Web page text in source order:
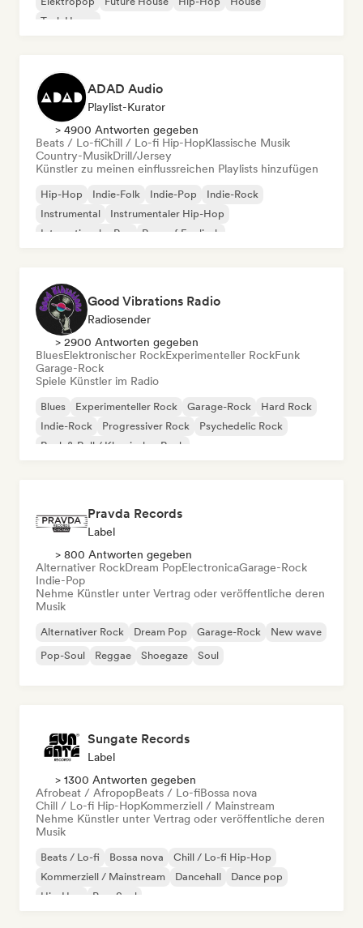
Tech House
ADAD Audio
Playlist-Kurator
> 4900 Antworten gegeben
Beats / Lo-fiChill / Lo-fi Hip-HopKlassische Musik
Country-MusikDrill/Jersey
Künstler zu meinen einflussreichen Playlists hinzufügen
Hip-Hop Indie-Folk Indie-Pop
Indie-Rock
Instrumental
Instrumentaler Hip-Hop
Internationaler Rap
Rap auf Englisch
Good Vibrations Radio
Radiosender
> 2900 Antworten gegeben
BluesElektronischer RockExperimenteller RockFunk
Garage-Rock
Spiele Künstler im Radio
Blues Experimenteller Rock Garage-Rock
Hard Rock
Indie-Rock
Progressiver Rock
Psychedelic Rock
Rock & Roll / Klassischer Rock
Pravda Records
Label
> 800 Antworten gegeben
Alternativer RockDream PopElectronicaGarage-Rock
Indie-Pop
Nehme Künstler unter Vertrag oder veröffentliche deren
Musik
Alternativer Rock Dream Pop Garage-Rock
New wave
Pop-Soul
Reggae Shoegaze Soul
Sungate Records
Label
> 1300 Antworten gegeben
Afrobeat / AfropopBeats / Lo-fiBossa nova
Chill / Lo-fi Hip-HopKommerziell / Mainstream
Nehme Künstler unter Vertrag oder veröffentliche deren
Musik
Beats / Lo-fi Bossa nova
Chill / Lo-fi Hip-Hop
Kommerziell / Mainstream
Dancehall
Dance pop
Hip-Hop
Pop-Soul